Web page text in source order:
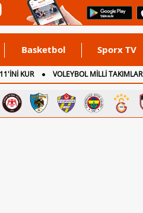
Basketbol Sporx TV
KUR VOLEYBOL MİLLİ TAKIMLAR